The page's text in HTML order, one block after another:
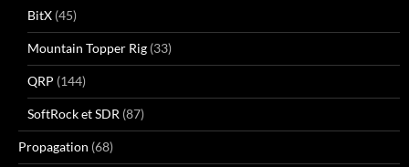
BitX (45)
Mountain Topper Rig (33)
QRP (144)
SoftRock et SDR (87)
Propagation (68)